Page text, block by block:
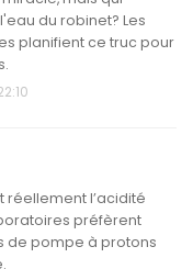
du robinet? Les
planifient ce truc pour
réellement l’acidité
préfèrent
de pompe à protons